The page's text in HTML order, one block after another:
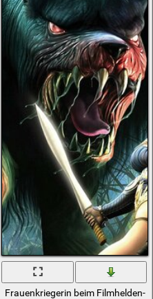
Frauenkriegerin beim Filmhelden-